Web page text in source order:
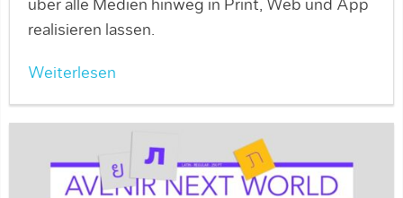
über alle Medien hinweg in Print, Web und App
realisieren lassen.
Weiterlesen